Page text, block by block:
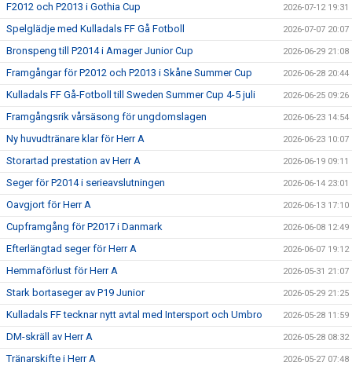
F2012 och P2013 i Gothia Cup 2026-07-12 19:31
Spelglädje med Kulladals FF Gå Fotboll 2026-07-07 20:07
Bronspeng till P2014 i Amager Junior Cup 2026-06-29 21:08
Framgångar för P2012 och P2013 i Skåne Summer Cup 2026-06-28 20:44
Kulladals FF Gå-Fotboll till Sweden Summer Cup 4-5 juli 2026-06-25 09:26
Framgångsrik vårsäsong för ungdomslagen 2026-06-23 14:54
Ny huvudtränare klar för Herr A 2026-06-23 10:07
Storartad prestation av Herr A 2026-06-19 09:11
Seger för P2014 i serieavslutningen 2026-06-14 23:01
Oavgjort för Herr A 2026-06-13 17:10
Cupframgång för P2017 i Danmark 2026-06-08 12:49
Efterlängtad seger för Herr A 2026-06-07 19:12
Hemmaförlust för Herr A 2026-05-31 21:07
Stark bortaseger av P19 Junior 2026-05-29 21:25
Kulladals FF tecknar nytt avtal med Intersport och Umbro 2026-05-28 11:59
DM-skräll av Herr A 2026-05-28 08:32
Tränarskifte i Herr A 2026-05-27 07:48